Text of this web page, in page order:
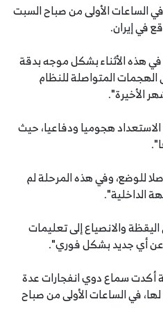
الساعات الأولى من صباح السبت
هذه الأثناء بشكل موجه بدقة
الهجمات المتواصلة للنظام
الأخيرة".
هجوميا ودفاعيا، حيث
للوضع، وفي هذه المرحلة لم
الداخلية".
والانصياع إلى تعليمات
عن أي جديد بشكل فوري".
أكدت سماع دوي انفجارات عدة
في الساعات الأولى من صباح